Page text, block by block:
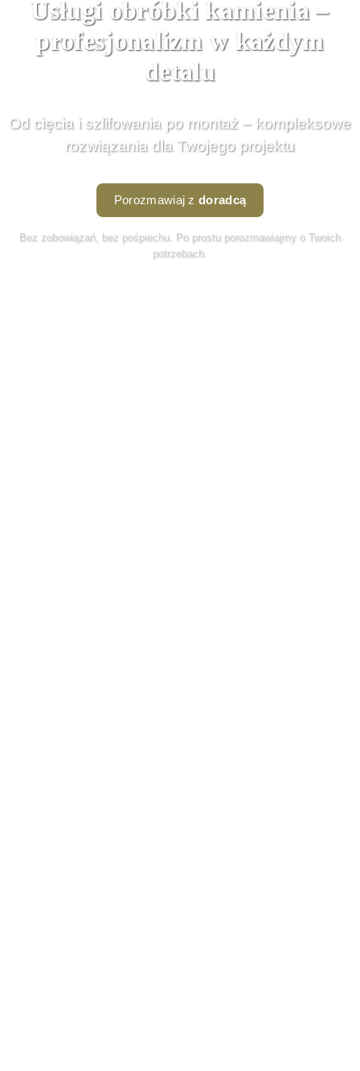
Usługi obróbki kamienia –
profesjonalizm w każdym
detalu
Od cięcia i szlifowania po montaż – kompleksowe
rozwiązania dla Twojego projektu
Porozmawiaj zdoradcą
Bez zobowiązań, bez pośpiechu. Po prostu porozmawiajmy o Twoich
potrzebach.